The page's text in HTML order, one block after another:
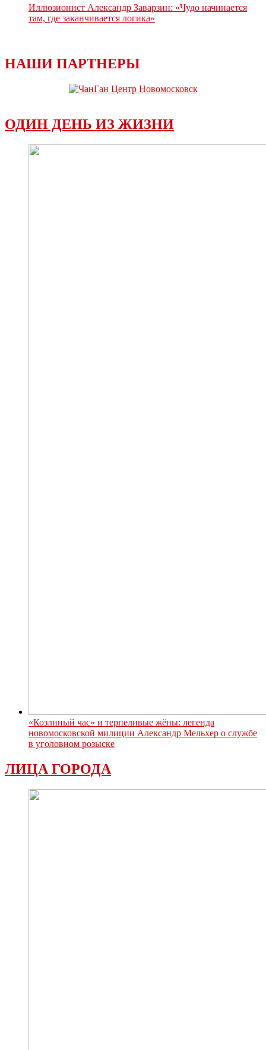
Иллюзионист Александр Заварзин: «Чудо начинается
там, где заканчивается логика»
НАШИ ПАРТНЕРЫ
ОДИН ДЕНЬ ИЗ ЖИЗНИ
«Козлиный час» и терпеливые жёны: легенда
новомосковской милиции Александр Мельхер о службе
в уголовном розыске
ЛИЦА ГОРОДА